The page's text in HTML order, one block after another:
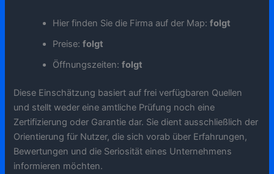
Hier finden Sie die Firma auf der Map:folgt
Preise:folgt
Öffnungszeiten:folgt
Diese Einschätzung basiert auf frei verfügbaren Quellen
und stellt weder eine amtliche Prüfung noch eine
Zertifizierung oder Garantie dar. Sie dient ausschließlich der
Orientierung für Nutzer, die sich vorab über Erfahrungen,
Bewertungen und die Seriosität eines Unternehmens
informieren möchten.